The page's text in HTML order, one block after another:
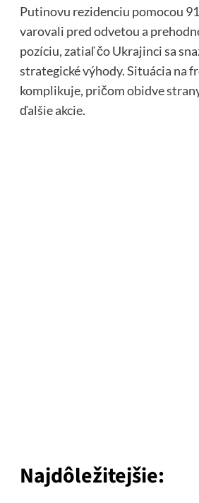
Putinovu rezidenciu pomocou
varovali pred odvetou a
pozíciu, zatiaľ čo Ukrajinci sa
strategické výhody. Situácia na
komplikuje, pričom obidve
ďalšie akcie.
Najdôležitejšie: